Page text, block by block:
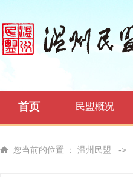
首页 民盟概况
您当前的位置 ： 温州民盟 ->